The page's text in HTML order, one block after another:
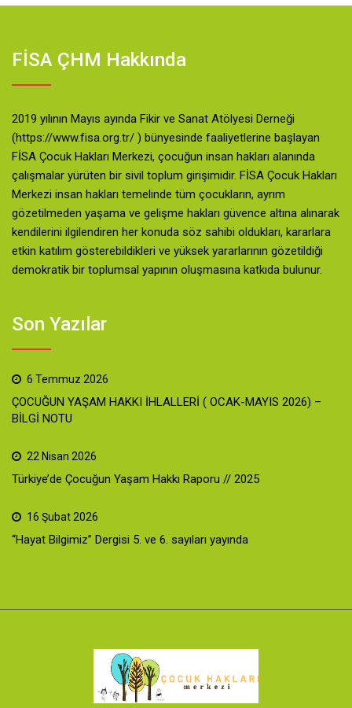
FİSA ÇHM Hakkında
2019 yılının Mayıs ayında Fikir ve Sanat Atölyesi Derneği
(https://www.fisa.org.tr/ ) bünyesinde faaliyetlerine başlayan
FİSA Çocuk Hakları Merkezi, çocuğun insan hakları alanında
çalışmalar yürüten bir sivil toplum girişimidir. FİSA Çocuk Hakları
Merkezi insan hakları temelinde tüm çocukların, ayrım
gözetilmeden yaşama ve gelişme hakları güvence altına alınarak
kendilerini ilgilendiren her konuda söz sahibi oldukları, kararlara
etkin katılım gösterebildikleri ve yüksek yararlarının gözetildiği
demokratik bir toplumsal yapının oluşmasına katkıda bulunur.
Son Yazılar
6 Temmuz 2026
ÇOCUĞUN YAŞAM HAKKI İHLALLERİ ( OCAK-MAYIS 2026) –
BİLGİ NOTU
22 Nisan 2026
Türkiye’de Çocuğun Yaşam Hakkı Raporu // 2025
16 Şubat 2026
“Hayat Bilgimiz” Dergisi 5. ve 6. sayıları yayında